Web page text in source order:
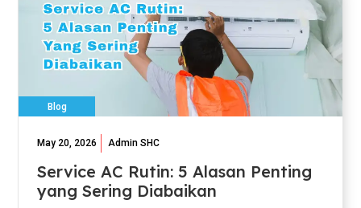
Blog
May 20, 2026 Admin SHC
Service AC Rutin: 5 Alasan Penting
yang Sering Diabaikan